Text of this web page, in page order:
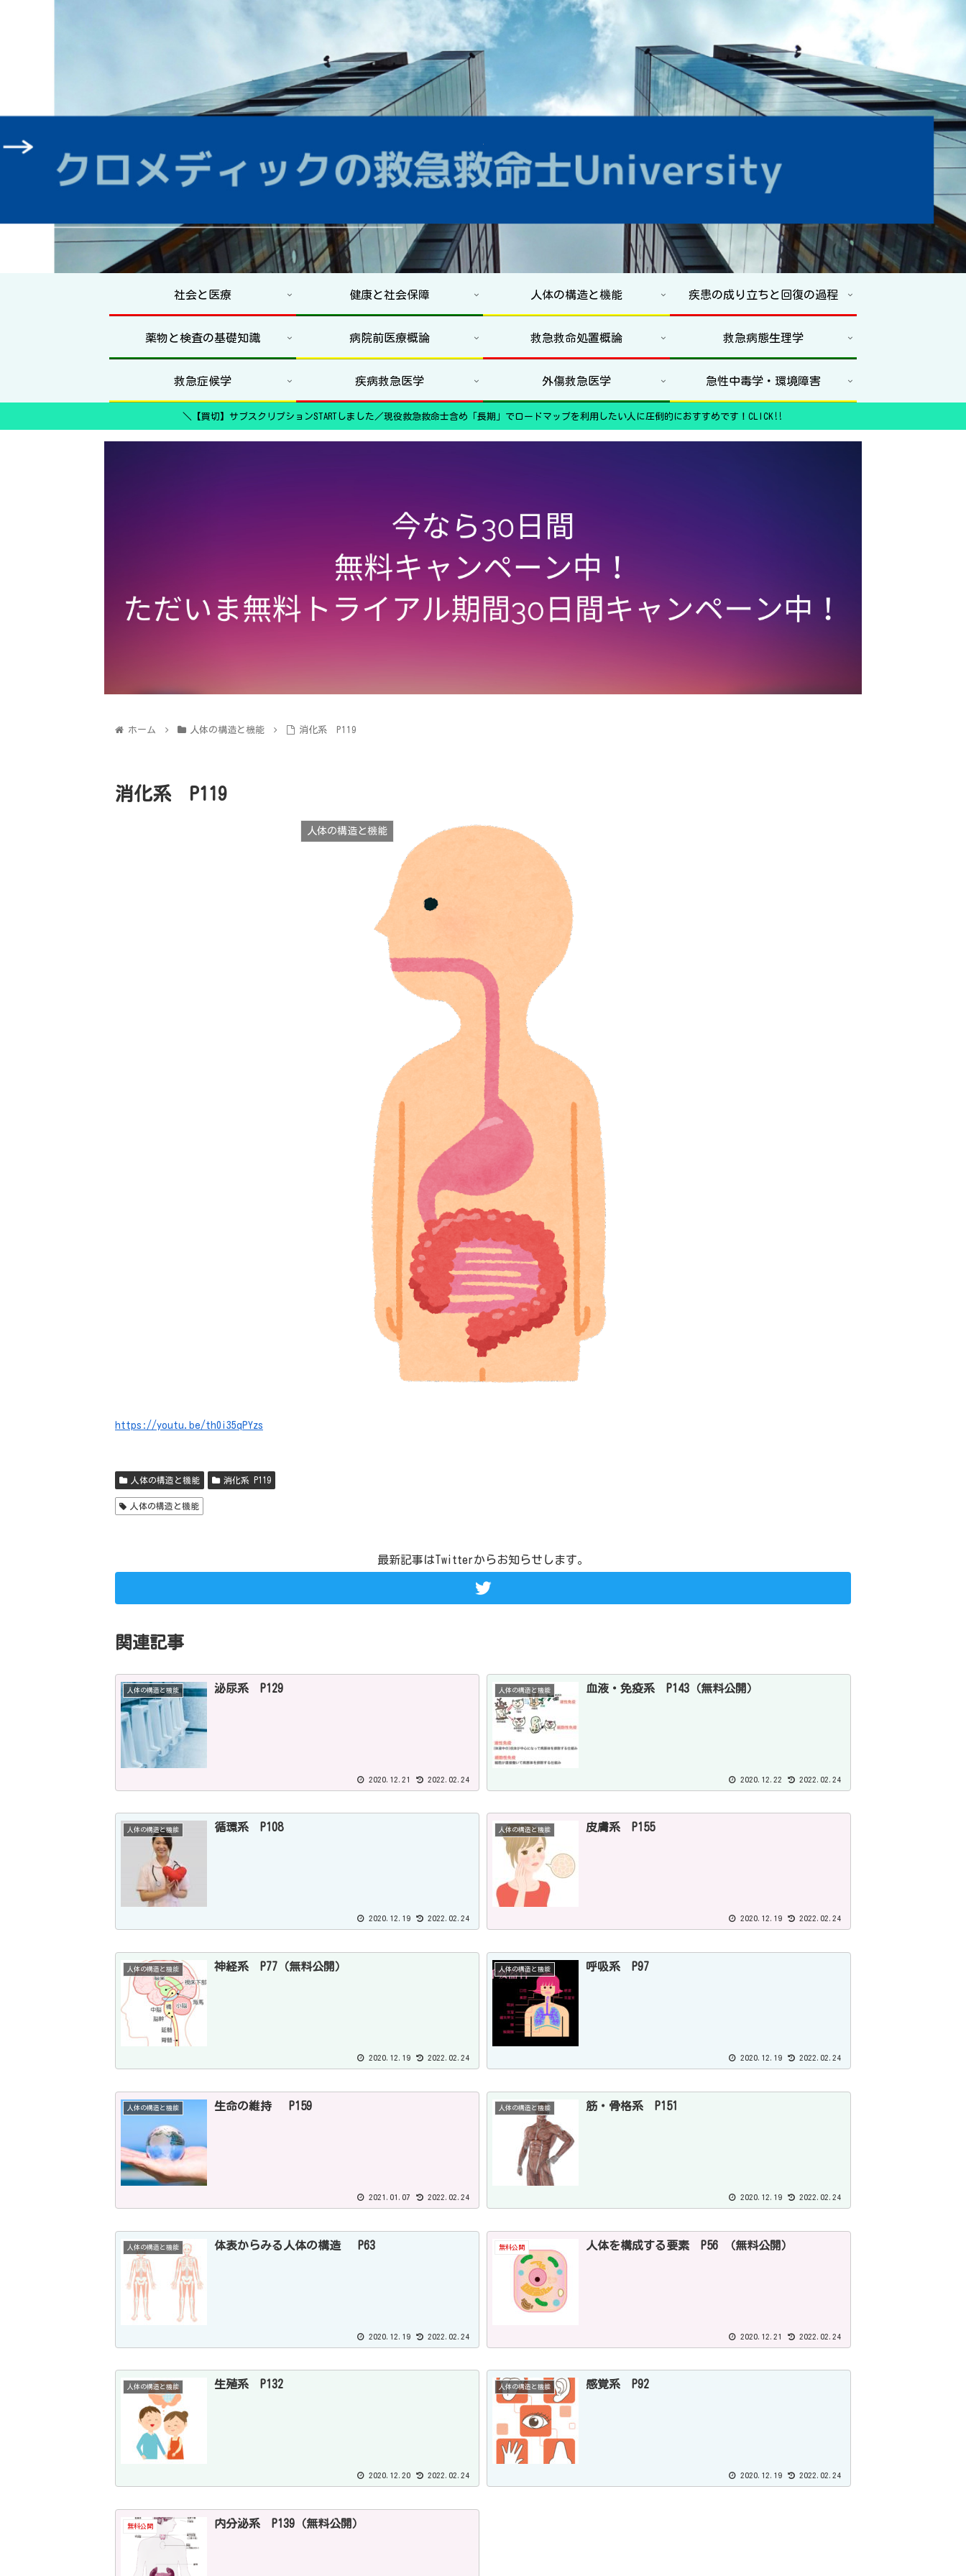
社会と医療 健康と社会保障 人体の構造と機能 疾患の成り立ちと回復の過程
薬物と検査の基礎知識 病院前医療概論 救急救命処置概論 救急病態生理学
救急症候学 疾病救急医学 外傷救急医学 急性中毒学・環境障害
＼【買切】サブスクリプションSTARTしました／現役救急救命士含め「長期」でロードマップを利用したい人に圧倒的におすすめです！CLICK‼
ホーム 人体の構造と機能 消化系 P119
消化系 P119
人体の構造と機能
https://youtu.be/th0i35qPYzs
人体の構造と機能 消化系 P119
人体の構造と機能
最新記事はTwitterからお知らせします。
関連記事
人体の構造と機能 泌尿系 P129
2020.12.21 2022.02.24
人体の構造と機能 血液・免疫系 P143（無料公開）
2020.12.22 2022.02.24
人体の構造と機能 循環系 P108
2020.12.19 2022.02.24
人体の構造と機能 皮膚系 P155
2020.12.19 2022.02.24
人体の構造と機能 神経系 P77（無料公開）
2020.12.19 2022.02.24
人体の構造と機能 呼吸系 P97
2020.12.19 2022.02.24
人体の構造と機能 生命の維持 P159
2021.01.07 2022.02.24
人体の構造と機能 筋・骨格系 P151
2020.12.19 2022.02.24
人体の構造と機能 体表からみる人体の構造 P63
2020.12.19 2022.02.24
無料公開 人体を構成する要素 P56 （無料公開）
2020.12.21 2022.02.24
人体の構造と機能 生殖系 P132
2020.12.20 2022.02.24
人体の構造と機能 感覚系 P92
2020.12.19 2022.02.24
無料公開 内分泌系 P139（無料公開）